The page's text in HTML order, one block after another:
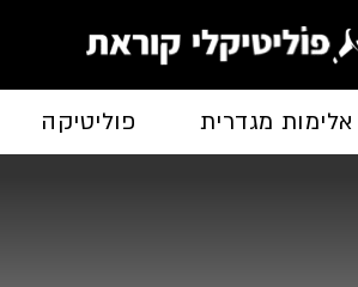
אלימות מגדרית פוליטיקה